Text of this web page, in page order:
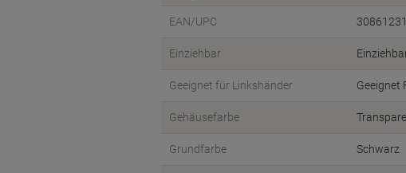
EAN/UPC
Einziehbar
Geeignet für Linkshänder Geeignet
Gehäusefarbe
Grundfarbe Schwarz